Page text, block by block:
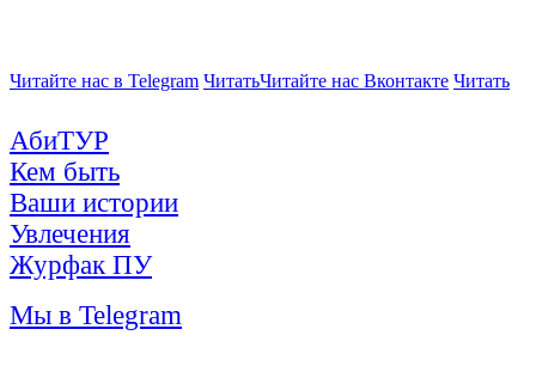
Читайте нас в Telegram ЧитатьЧитайте нас Вконтакте Читать
АбиТУР
Кем быть
Ваши истории
Увлечения
Журфак ПУ
Мы в Telegram